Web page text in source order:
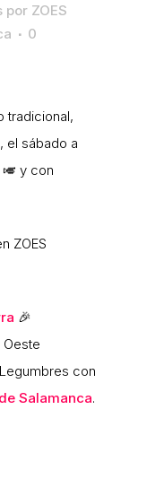
por ZOES
0
tradicional,
el sábado a
🎺 y con
ZOES
🎉
Oeste
con
Salamanca.